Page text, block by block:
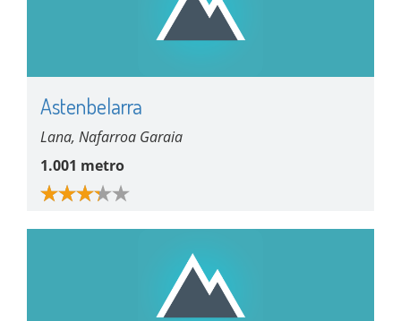
Astenbelarra
Lana, Nafarroa Garaia
1.001 metro